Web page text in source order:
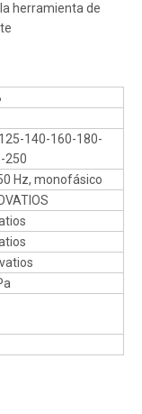
herramienta de
140-160-180-
250
Hz, monofásico